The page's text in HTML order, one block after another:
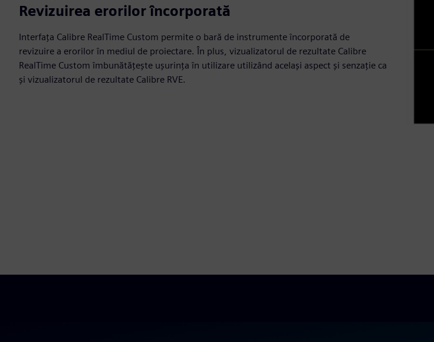
Revizuirea erorilor încorporată
Interfața Calibre RealTime Custom permite o bară de instrumente încorporată de
revizuire a erorilor în mediul de proiectare. În plus, vizualizatorul de rezultate Calibre
RealTime Custom îmbunătățește ușurința în utilizare utilizând același aspect și senzație ca
și vizualizatorul de rezultate Calibre RVE.